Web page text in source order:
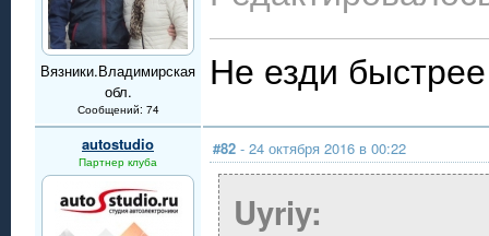
Вязники.Владимирская
обл.
Сообщений: 74
Не езди
autostudio
Партнер клуба
#82 - 24 октября 2016 в 00:22
Uyriy: